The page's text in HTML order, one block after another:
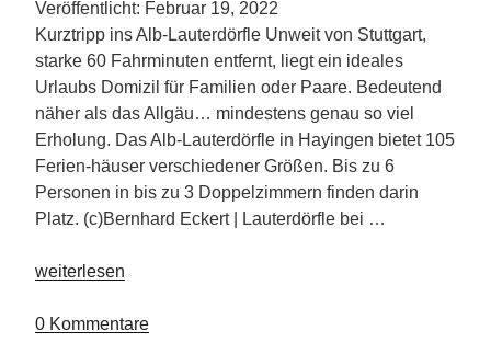
die
Piste“
Veröffentlicht: Februar 19, 2022
Kurztripp ins Alb-Lauterdörfle Unweit von Stuttgart,
starke 60 Fahrminuten entfernt, liegt ein ideales
Urlaubs Domizil für Familien oder Paare. Bedeutend
näher als das Allgäu… mindestens genau so viel
Erholung. Das Alb-Lauterdörfle in Hayingen bietet 105
Ferien-häuser verschiedener Größen. Bis zu 6
Personen in bis zu 3 Doppelzimmern finden darin
Platz. (c)Bernhard Eckert | Lauterdörfle bei …
„Lauterdörfle
Alb“
weiterlesen
0 Kommentare